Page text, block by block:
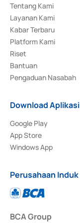
Tentang Kami
Layanan Kami
Kabar Terbaru
Platform Kami
Riset
Bantuan
Pengaduan Nasabah
Download Aplikasi
Google Play
App Store
Windows App
Perusahaan Induk
BCA Group